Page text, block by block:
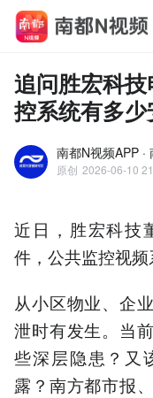
追问胜宏科
控系统有多少
南都N视频APP ·
原创 2026-06-10
近日，胜宏科技
件，公共监控视频
从小区物业、企
泄时有发生。当
些深层隐患？又
露？南方都市报